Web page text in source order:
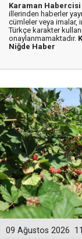
Karaman Habercisi
illerinden haberler
cümleler veya imalar,
Türkçe karakter
onaylanmamaktadır.
Niğde Haber
09 Ağustos 2026